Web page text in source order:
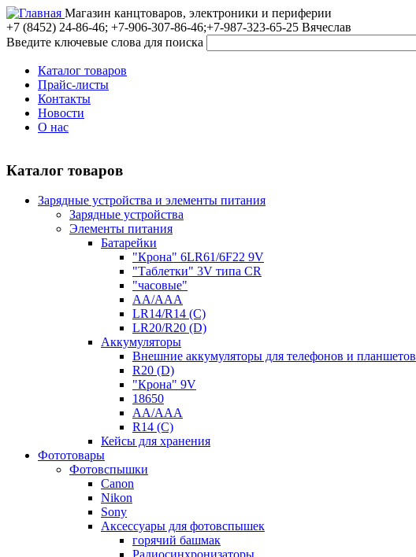
Магазин канцтоваров, электроники и периферии
+7 (8452) 24-86-46; +7-906-307-86-46;+7-987-323-65-25 Вячеслав
Введите ключевые слова для поиска
Каталог товаров
Прайс-листы
Контакты
Новости
О нас
Каталог товаров
Зарядные устройства и элементы питания
Зарядные устройства
Элементы питания
Батарейки
"Крона" 6LR61/6F22 9V
"Таблетки" 3V типа CR
"часовые"
AA/AAA
LR14/R14 (C)
LR20/R20 (D)
Аккумуляторы
Внешние аккумуляторы для телефонов и планшетов
R20 (D)
"Крона" 9V
18650
AA/AAA
R14 (C)
Кейсы для хранения
Фототовары
Фотовспышки
Canon
Nikon
Sony
Аксессуары для фотовспышек
горячий башмак